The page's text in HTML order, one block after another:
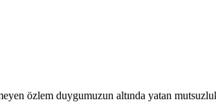
özlem duygumuzun altında yatan